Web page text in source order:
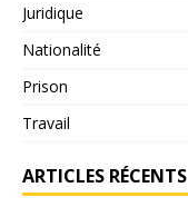
Juridique
Nationalité
Prison
Travail
ARTICLES RÉCENTS